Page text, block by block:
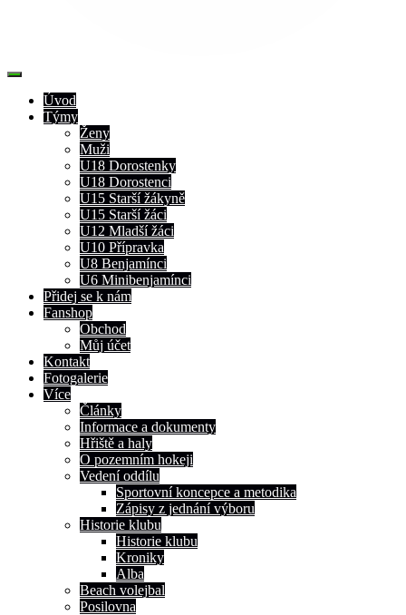
Úvod
Týmy
Ženy
Muži
U18 Dorostenky
U18 Dorostenci
U15 Starší žákyně
U15 Starší žáci
U12 Mladší žáci
U10 Přípravka
U8 Benjamínci
U6 Minibenjamínci
Přidej se k nám
Fanshop
Obchod
Můj účet
Kontakt
Fotogalerie
Více
Články
Informace a dokumenty
Hřiště a haly
O pozemním hokeji
Vedení oddílu
Sportovní koncepce a metodika
Zápisy z jednání výboru
Historie klubu
Historie klubu
Kroniky
Alba
Beach volejbal
Posilovna